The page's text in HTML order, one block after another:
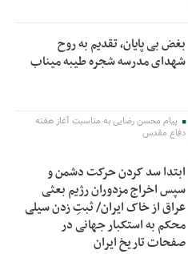
بغض بی پایان، تقدیم به روح
شهدای مدرسه شجره طیبه میناب
پیام محسن رضایی به مناسبت آغاز هفته
دفاع مقدس
ابتدا سد کردن حرکت دشمن و
سپس اخراج مزدوران رژیم بعثی
عراق از خاک ایران/ ثبتِ زدن سیلی
محکم به استکبار جهانی در
صفحات تاریخ ایران